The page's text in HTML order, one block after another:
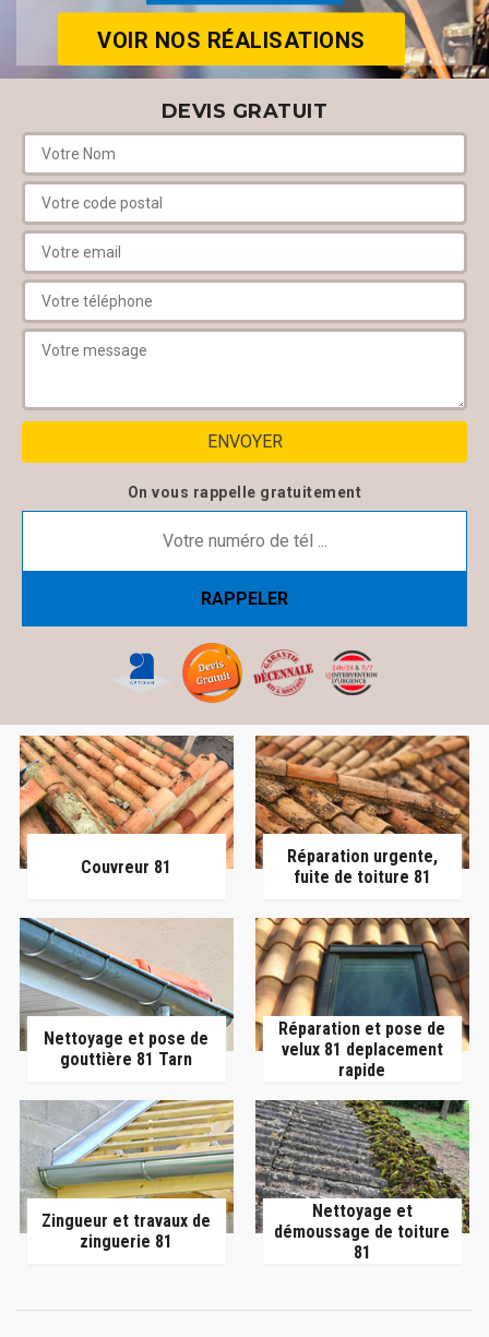
VOIR NOS RÉALISATIONS
DEVIS GRATUIT
On vous rappelle gratuitement
Couvreur 81
Réparation urgente,
fuite de toiture 81
Nettoyage et pose de
gouttière 81 Tarn
Réparation et pose de
velux 81 deplacement
rapide
Zingueur et travaux de
zinguerie 81
Nettoyage et
démoussage de toiture
81